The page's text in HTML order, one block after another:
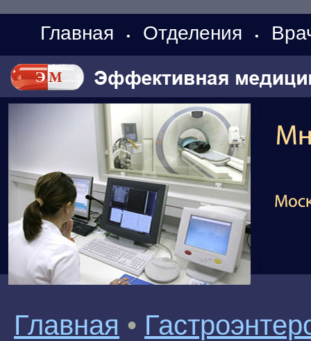
Главная • Отделения •
Главная •